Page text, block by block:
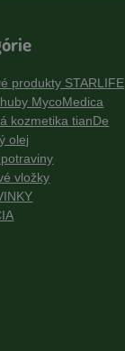
produkty STARLIFE
MycoMedica
kozmetika tianDe
olej
vložky